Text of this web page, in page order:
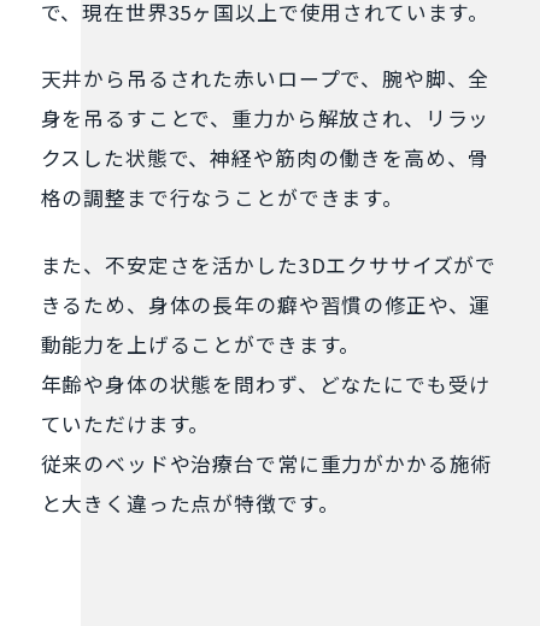
で、現在世界35ヶ国以上で使⽤されています。
天井から吊るされた⾚いロープで、腕や脚、全
⾝を吊るすことで、重⼒から解放され、リラッ
クスした状態で、神経や筋⾁の働きを⾼め、⾻
格の調整まで⾏なうことができます。
また、不安定さを活かした3Dエクササイズがで
きるため、⾝体の⻑年の癖や習慣の修正や、運
動能⼒を上げることができます。
年齢や⾝体の状態を問わず、どなたにでも受け
ていただけます。
従来のベッドや治療台で常に重⼒がかかる施術
と⼤きく違った点が特徴です。